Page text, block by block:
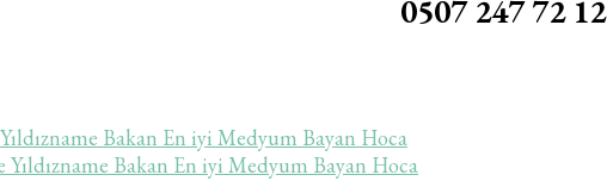
0507 247 72 12
Bakan En iyi Medyum Bayan Hoca
Yıldızname Bakan En iyi Medyum Bayan Hoca